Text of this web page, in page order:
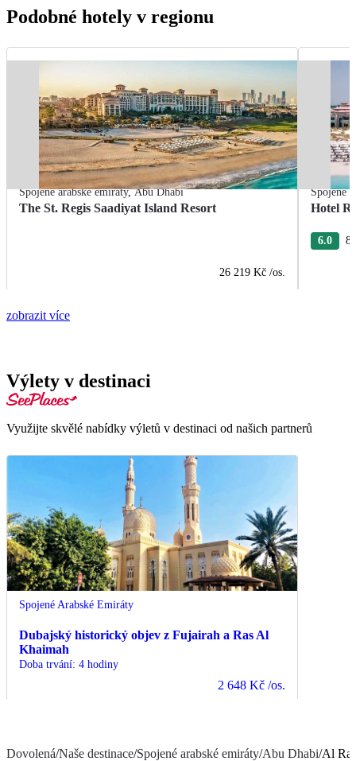
Podobné hotely v regionu
Spojené arabské emiráty,Abu Dhabi
The St. Regis Saadiyat Island Resort
26 219 Kč /os.
Spojené
Hotel
6.0 8
zobrazit více
Výlety v destinaci
Využijte skvělé nabídky výletů v destinaci od našich partnerů
Spojené Arabské Emiráty
Dubajský historický objev z Fujairah a Ras Al
Khaimah
Doba trvání: 4 hodiny
2 648 Kč /os.
Dovolená/Naše destinace/Spojené arabské emiráty/Abu Dhabi/Al